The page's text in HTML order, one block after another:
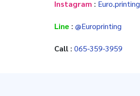
Instagram : Euro.printing
Line : @Europrinting
Call : 065-359-3959